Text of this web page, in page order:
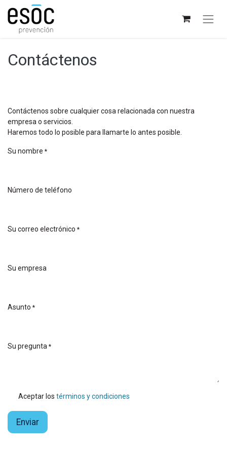
Contáctenos
Contáctenos sobre cualquier cosa relacionada con nuestra
empresa o servicios.
Haremos todo lo posible para llamarte lo antes posible.
Su nombre *
Número de teléfono
Su correo electrónico *
Su empresa
Asunto *
Su pregunta *
Aceptar los términos y condiciones
Enviar